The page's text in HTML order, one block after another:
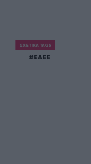
ΣΧΕΤΙΚΆ TAGS
ΕΑΕΕ